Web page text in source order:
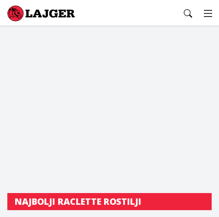
Lajger
NAJBOLJI RACLETTE ROSTILJI